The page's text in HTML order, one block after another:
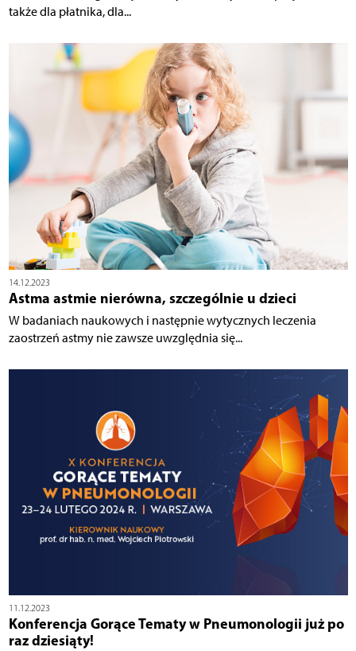
także dla płatnika, dla...
14.12.2023
Astma astmie nierówna, szczególnie u dzieci
W badaniach naukowych i następnie wytycznych leczenia
zaostrzeń astmy nie zawsze uwzględnia się...
11.12.2023
Konferencja Gorące Tematy w Pneumonologii już po
raz dziesiąty!